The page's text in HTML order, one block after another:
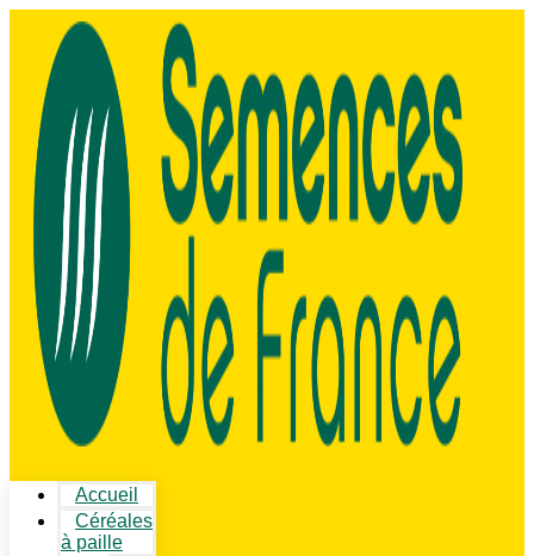
Accueil
Céréales
à paille